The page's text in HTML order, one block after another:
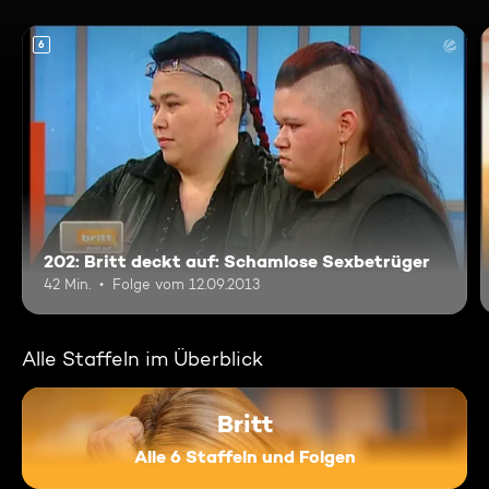
6
202: Britt deckt auf: Schamlose Sexbetrüger
42 Min. Folge vom 12.09.2013
Alle Staffeln im Überblick
Britt
Alle 6 Staffeln und Folgen